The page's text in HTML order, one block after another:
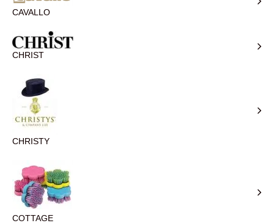
CAVALLO
CHRIST
CHRISTY
COTTAGE